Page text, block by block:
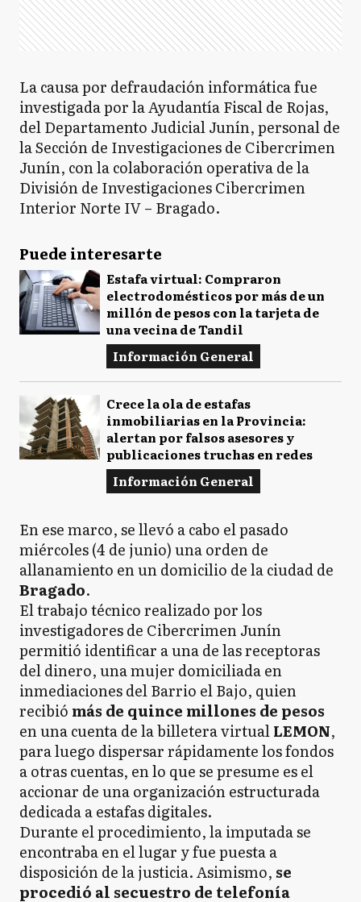
La causa por defraudación informática fue
investigada por la Ayudantía Fiscal de Rojas,
del Departamento Judicial Junín, personal de
la Sección de Investigaciones de Cibercrimen
Junín, con la colaboración operativa de la
División de Investigaciones Cibercrimen
Interior Norte IV – Bragado.
Puede interesarte
Estafa virtual: Compraron
electrodomésticos por más de un
millón de pesos con la tarjeta de
una vecina de Tandil
Información General
Crece la ola de estafas
inmobiliarias en la Provincia:
alertan por falsos asesores y
publicaciones truchas en redes
Información General
En ese marco, se llevó a cabo el pasado
miércoles (4 de junio) una orden de
allanamiento en un domicilio de la ciudad de
Bragado.
El trabajo técnico realizado por los
investigadores de Cibercrimen Junín
permitió identificar a una de las receptoras
del dinero, una mujer domiciliada en
inmediaciones del Barrio el Bajo, quien
recibió más de quince millones de pesos
en una cuenta de la billetera virtualLEMON,
para luego dispersar rápidamente los fondos
a otras cuentas, en lo que se presume es el
accionar de una organización estructurada
dedicada a estafas digitales.
Durante el procedimiento, la imputada se
encontraba en el lugar y fue puesta a
disposición de la justicia. Asimismo, se
procedió al secuestro de telefonía